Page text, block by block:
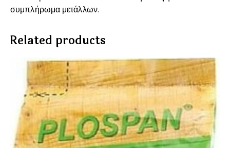
συμπλήρωμα μετάλλων.
Related products